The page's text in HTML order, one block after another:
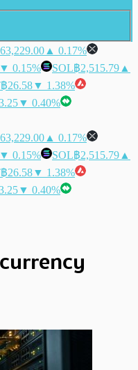
▲ 0.17%
▼ 0.15% SOL฿2,515.79 ▲
฿26.58▼ 1.38%
▼ 0.40%
▲ 0.17%
▼ 0.15% SOL฿2,515.79 ▲
฿26.58▼ 1.38%
▼ 0.40%